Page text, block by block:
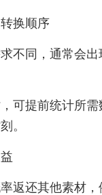
换顺序
不同，通常会
可提前统计所
。
返还其他素材